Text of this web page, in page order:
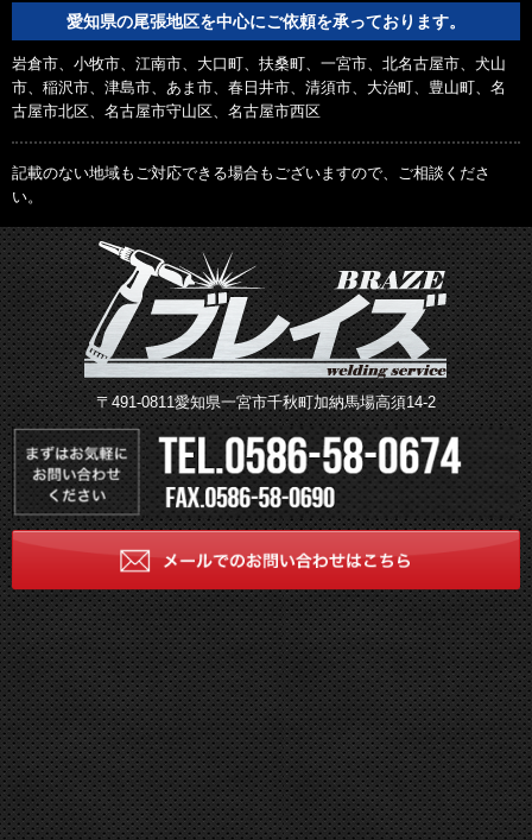
愛知県の尾張地区を中心にご依頼を承っております。
岩倉市、小牧市、江南市、大口町、扶桑町、一宮市、北名古屋市、犬山
市、稲沢市、津島市、あま市、春日井市、清須市、大治町、豊山町、名
古屋市北区、名古屋市守山区、名古屋市西区
記載のない地域もご対応できる場合もございますので、ご相談くださ
い。
〒491-0811愛知県一宮市千秋町加納馬場高須14-2